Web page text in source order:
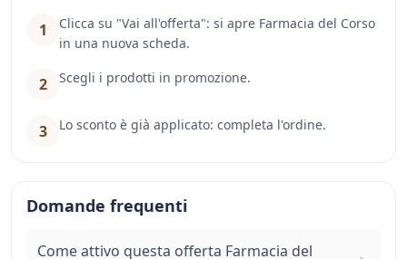
1
Clicca su "Vai all'offerta": si apre Farmacia del Corso
in una nuova scheda.
2 Scegli i prodotti in promozione.
3 Lo sconto è già applicato: completa l'ordine.
Domande frequenti
Come attivo questa offerta Farmacia del